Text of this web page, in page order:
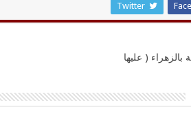
Twitter
بالزهراء ( عليها